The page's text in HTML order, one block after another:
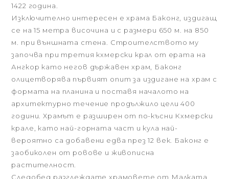
1422 година.
Изключително интересен е храма Баконг, издигащ
се на 15 метра височина и с размери 650 м. на 850
м. при външната стена. Строителството му
започва при третия кхмерски крал от ерата на
Ангкор като негов държавен храм, Баконг
олицетворява първият опит за издигане на храм с
формата на планина и поставя началото на
архитектурно течение продължило цели 400
години. Храмът е разширен от по-късни Кхмерски
крале, като най-горната част и кула най-
вероятно са добавени едва през 12 век. Баконг е
заобиколен от ровове и живописна
растителност.
Следобед разглеждате храмовете от Малката